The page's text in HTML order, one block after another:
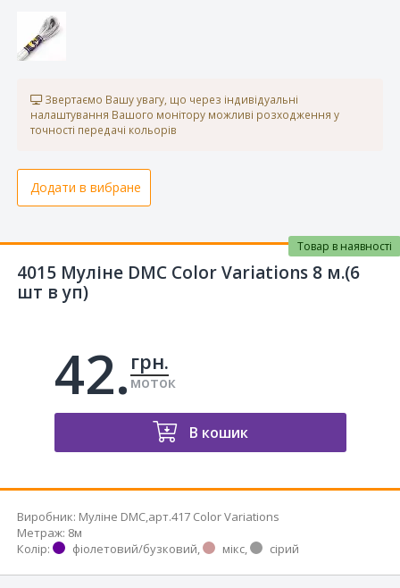
Звертаємо Вашу увагу, що через індивідуальні
налаштування Вашого монітору можливі розходження у
точності передачі кольорів
Додати в вибране
4015 Муліне DMC Color Variations 8 м.(6
шт в уп)
Товар в наявності
42. грн.
моток
В кошик
Виробник: Муліне DMC,арт.417 Color Variations
Метраж: 8м
Колір: фіолетовий/бузковий, мікс, сірий